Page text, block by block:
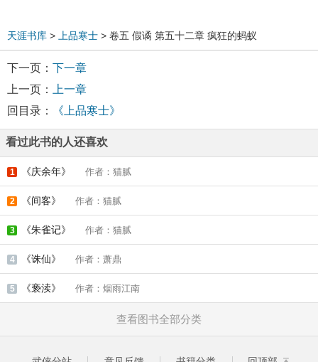
天涯书库 > 上品寒士 > 卷五 假谲 第五十二章 疯狂的蚂蚁
下一页： 下一章
上一页：
上一章
回目录：
《上品寒士》
看过此书的人还喜欢
1 《庆余年》 作者：猫腻
2 《间客》 作者：猫腻
3 《朱雀记》 作者：猫腻
4 《诛仙》 作者：萧鼎
5 《亵渎》 作者：烟雨江南
查看图书全部分类